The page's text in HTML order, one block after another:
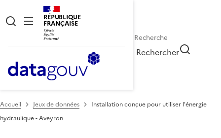
RÉPUBLIQUE
FRANÇAISE
Rechercher
Accueil Jeux de données
Installation conçue pour utiliser l'énergie
hydraulique - Aveyron